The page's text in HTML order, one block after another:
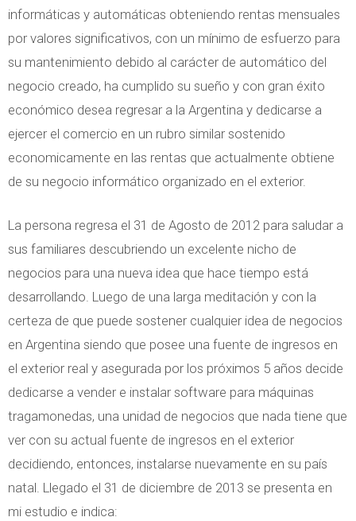
informáticas y automáticas obteniendo rentas mensuales
por valores significativos, con un mínimo de esfuerzo para
su mantenimiento debido al carácter de automático del
negocio creado, ha cumplido su sueño y con gran éxito
económico desea regresar a la Argentina y dedicarse a
ejercer el comercio en un rubro similar sostenido
economicamente en las rentas que actualmente obtiene
de su negocio informático organizado en el exterior.
La persona regresa el 31 de Agosto de 2012 para saludar a
sus familiares descubriendo un excelente nicho de
negocios para una nueva idea que hace tiempo está
desarrollando. Luego de una larga meditación y con la
certeza de que puede sostener cualquier idea de negocios
en Argentina siendo que posee una fuente de ingresos en
el exterior real y asegurada por los próximos 5 años decide
dedicarse a vender e instalar software para máquinas
tragamonedas, una unidad de negocios que nada tiene que
ver con su actual fuente de ingresos en el exterior
decidiendo, entonces, instalarse nuevamente en su país
natal. Llegado el 31 de diciembre de 2013 se presenta en
mi estudio e indica: